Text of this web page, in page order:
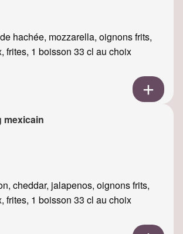
hachée, mozzarella, oignons frits,
frites, 1 boisson 33 cl au choix
mexicain
cheddar, jalapenos, oignons frits,
frites, 1 boisson 33 cl au choix